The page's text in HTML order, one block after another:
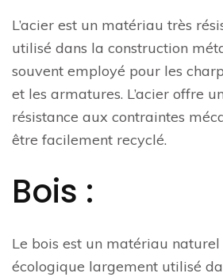
L’acier est un matériau très
utilisé dans la construction
souvent employé pour les
et les armatures. L’acier offre
résistance aux contraintes
être facilement recyclé.
Bois :
Le bois est un matériau
écologique largement utilisé